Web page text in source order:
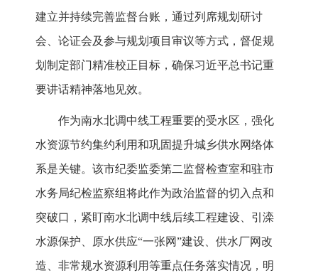
建立并持续完善监督台账，通过列席规划研讨
会、论证会及参与规划项目审议等方式，督促规
划制定部门精准校正目标，确保习近平总书记重
要讲话精神落地见效。
作为南水北调中线工程重要的受水区，强化
水资源节约集约利用和巩固提升城乡供水网络体
系是关键。该市纪委监委第二监督检查室和驻市
水务局纪检监察组将此作为政治监督的切入点和
突破口，紧盯南水北调中线后续工程建设、引滦
水源保护、原水供应“一张网”建设、供水厂网改
造、非常规水资源利用等重点任务落实情况，明